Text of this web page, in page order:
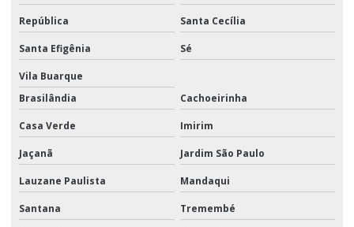
Logistica de marketing
Logistica de marketing e eventos
Logística de marketing promocional
Logística de material promocional
Logística promocional sp
República Santa Cecília
Santa Efigênia Sé
Vila Buarque
Brasilândia
Cachoeirinha
Casa Verde Imirim
Jaçanã Jardim São Paulo
Lauzane Paulista Mandaqui
Santana Tremembé